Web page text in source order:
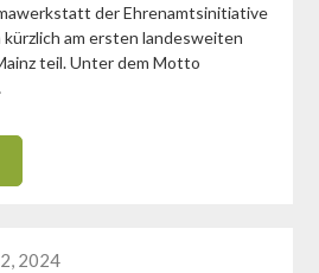
der Ehrenamtsinitiative
kürzlich am ersten landesweiten
teil. Unter dem Motto
2024